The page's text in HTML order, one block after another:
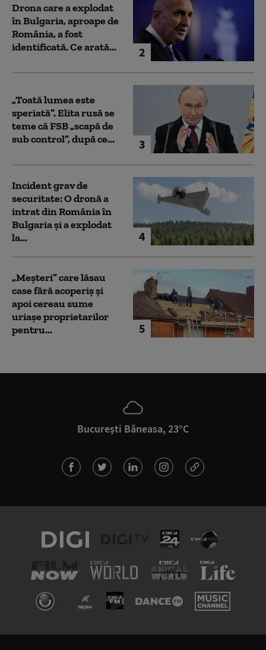
2
Drona care a explodat
în Bulgaria, aproape de
România, a fost
identificată. Ce arată...
3
„Toată lumea este
speriată”. Elita rusă se
teme că FSB „scapă de
sub control”, după ce...
4
Incident grav de
securitate: O dronă a
intrat din România în
Bulgaria şi a explodat
la...
5
„Meșteri” care lăsau
case fără acoperiș și
apoi cereau sume
uriașe proprietarilor
pentru...
București Băneasa, 23°C